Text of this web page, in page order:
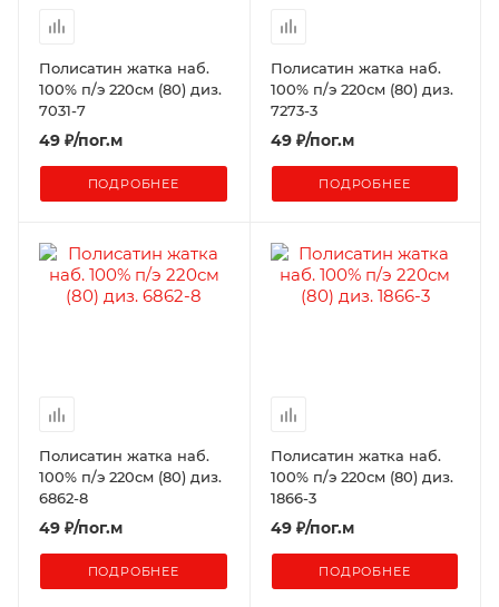
Полисатин жатка наб.
100% п/э 220см (80) диз.
7031-7
49 ₽/пог.м
ПОДРОБНЕЕ
Полисатин жатка наб.
100% п/э 220см (80) диз.
7273-3
49₽/пог.м
ПОДРОБНЕЕ
Полисатин жатка наб.
100% п/э 220см (80) диз.
6862-8
49 ₽/пог.м
ПОДРОБНЕЕ
Полисатин жатка наб.
100% п/э 220см (80) диз.
1866-3
49₽/пог.м
ПОДРОБНЕЕ